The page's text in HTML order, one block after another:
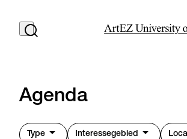
Agenda
Type Interessegebied